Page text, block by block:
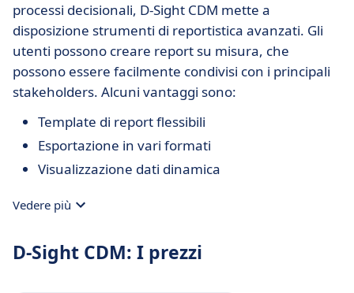
processi decisionali, D-Sight CDM mette a
disposizione strumenti di reportistica avanzati. Gli
utenti possono creare report su misura, che
possono essere facilmente condivisi con i principali
stakeholders. Alcuni vantaggi sono:
Template di report flessibili
Esportazione in vari formati
Visualizzazione dati dinamica
Vedere più
D-Sight CDM: I prezzi